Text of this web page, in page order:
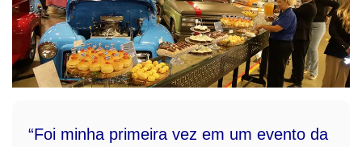
“Foi minha primeira vez em um evento da